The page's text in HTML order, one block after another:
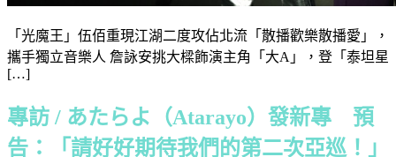
「光魔王」伍佰重現江湖二度攻佔北流「散播歡樂散播愛」，
攜手獨立音樂人 詹詠安挑大樑飾演主角「大A」，登「泰坦星
[…]
專訪 / あたらよ（Atarayo）發新專 預
告：「請好好期待我們的第二次亞巡！」